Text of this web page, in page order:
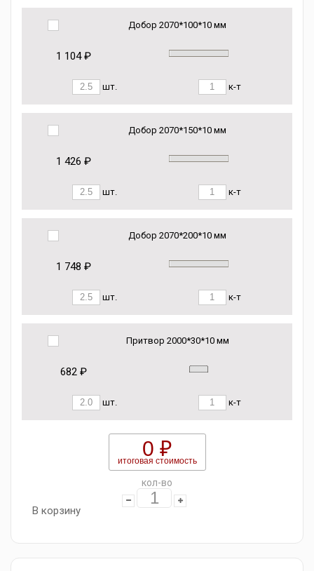
Добор 2070*100*10 мм
1 104 ₽
шт. к-т
Добор 2070*150*10 мм
1 426 ₽
шт. к-т
Добор 2070*200*10 мм
1 748 ₽
шт. к-т
Притвор 2000*30*10 мм
682 ₽
шт. к-т
0 ₽
итоговая стоимость
кол-во
В корзину